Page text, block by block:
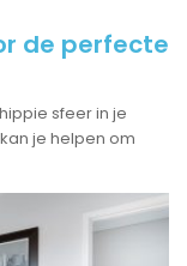
de perfecte
sfeer in je
je helpen om